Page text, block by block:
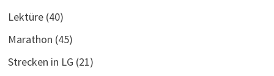
Lektüre(40)
Marathon (45)
Strecken in LG (21)